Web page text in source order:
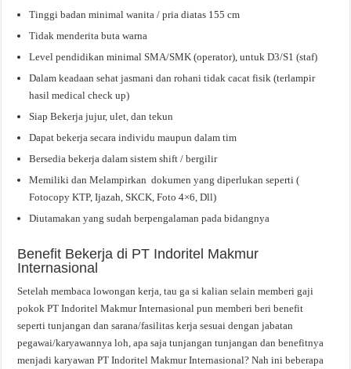
Tinggi badan minimal wanita / pria diatas 155 cm
Tidak menderita buta warna
Level pendidikan minimal SMA/SMK (operator), untuk D3/S1 (staf)
Dalam keadaan sehat jasmani dan rohani tidak cacat fisik (terlampir
hasil medical check up)
Siap Bekerja jujur, ulet, dan tekun
Dapat bekerja secara individu maupun dalam tim
Bersedia bekerja dalam sistem shift / bergilir
Memiliki dan Melampirkan dokumen yang diperlukan seperti (
Fotocopy KTP, Ijazah, SKCK, Foto 4×6, Dll)
Diutamakan yang sudah berpengalaman pada bidangnya
Benefit Bekerja di PT Indoritel Makmur
Internasional
Setelah membaca lowongan kerja, tau ga si kalian selain memberi gaji
pokok PT Indoritel Makmur Internasional pun memberi beri benefit
seperti tunjangan dan sarana/fasilitas kerja sesuai dengan jabatan
pegawai/karyawannya loh, apa saja tunjangan tunjangan dan benefitnya
menjadi karyawan PT Indoritel Makmur Internasional? Nah ini beberapa